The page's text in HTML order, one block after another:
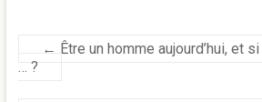
← Être un homme aujourd’hui, et
… ?